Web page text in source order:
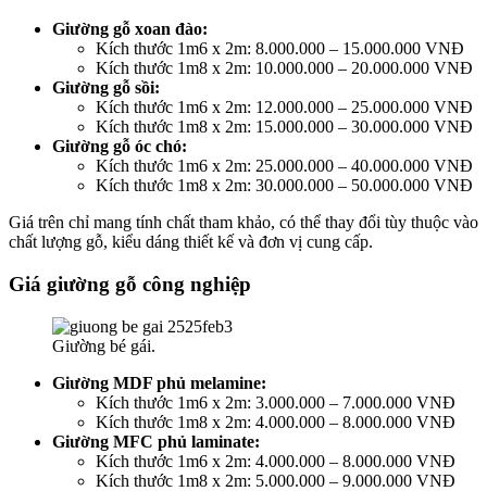
Giường gỗ xoan đào:
Kích thước 1m6 x 2m: 8.000.000 – 15.000.000 VNĐ
Kích thước 1m8 x 2m: 10.000.000 – 20.000.000 VNĐ
Giường gỗ sồi:
Kích thước 1m6 x 2m: 12.000.000 – 25.000.000 VNĐ
Kích thước 1m8 x 2m: 15.000.000 – 30.000.000 VNĐ
Giường gỗ óc chó:
Kích thước 1m6 x 2m: 25.000.000 – 40.000.000 VNĐ
Kích thước 1m8 x 2m: 30.000.000 – 50.000.000 VNĐ
Giá trên chỉ mang tính chất tham khảo, có thể thay đổi tùy thuộc vào
chất lượng gỗ, kiểu dáng thiết kế và đơn vị cung cấp.
Giá giường gỗ công nghiệp
Giường bé gái.
Giường MDF phủ melamine:
Kích thước 1m6 x 2m: 3.000.000 – 7.000.000 VNĐ
Kích thước 1m8 x 2m: 4.000.000 – 8.000.000 VNĐ
Giường MFC phủ laminate:
Kích thước 1m6 x 2m: 4.000.000 – 8.000.000 VNĐ
Kích thước 1m8 x 2m: 5.000.000 – 9.000.000 VNĐ